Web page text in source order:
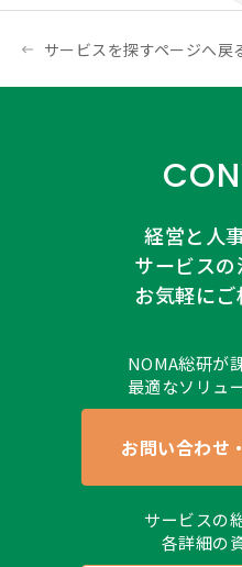
サービスを探すページへ戻
経営と人
サービス
お気軽に
NOMA総研が
最適なソリュ
お問い合わせ
サービスの
各詳細の